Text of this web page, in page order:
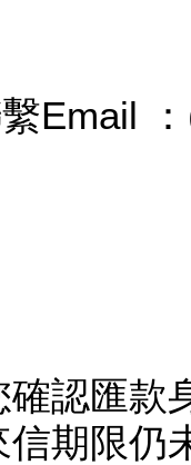
Email
認匯款
期限仍